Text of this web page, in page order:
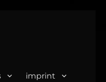
imprint